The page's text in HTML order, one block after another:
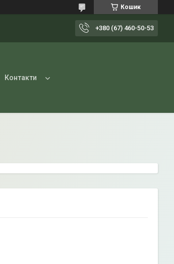
Кошик
+380 (67) 460-50-53
Контакти